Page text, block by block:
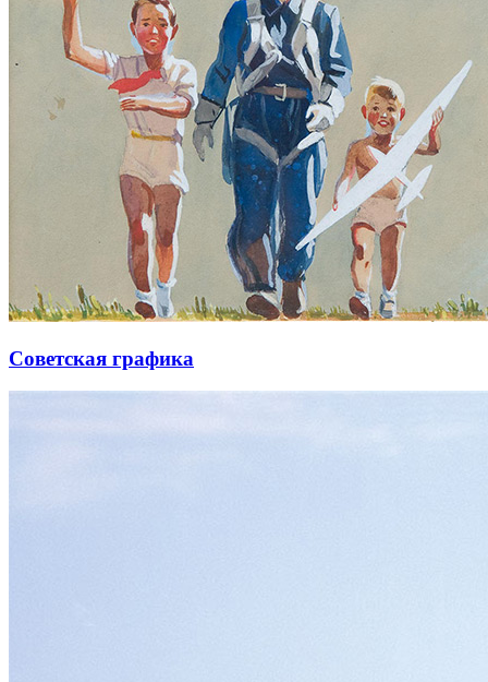
Советская графика